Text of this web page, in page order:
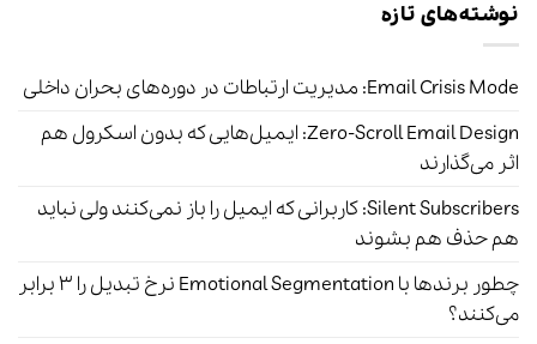
نوشته‌های تازه
Email Crisis Mode: مدیریت ارتباطات در دوره‌های بحران داخلی
Zero-Scroll Email Design: ایمیل‌هایی که بدون اسکرول هم
اثر می‌گذارند
Silent Subscribers: کاربرانی که ایمیل را باز نمی‌کنند ولی نباید
هم حذف هم بشوند
چطور برندها با Emotional Segmentation نرخ تبدیل را ۳ برابر
می‌کنند؟